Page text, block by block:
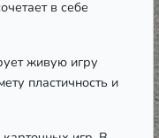
в себе
живую игру
пластичность и